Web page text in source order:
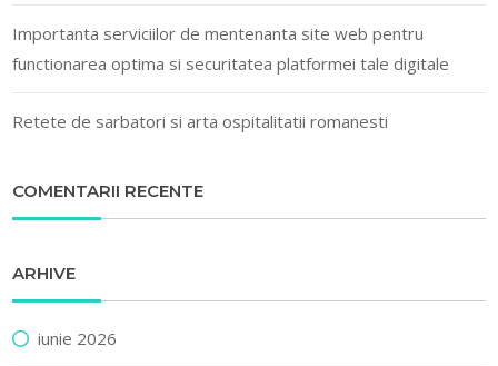
Importanta serviciilor de mentenanta site web pentru
functionarea optima si securitatea platformei tale digitale
Retete de sarbatori si arta ospitalitatii romanesti
COMENTARII RECENTE
ARHIVE
iunie 2026